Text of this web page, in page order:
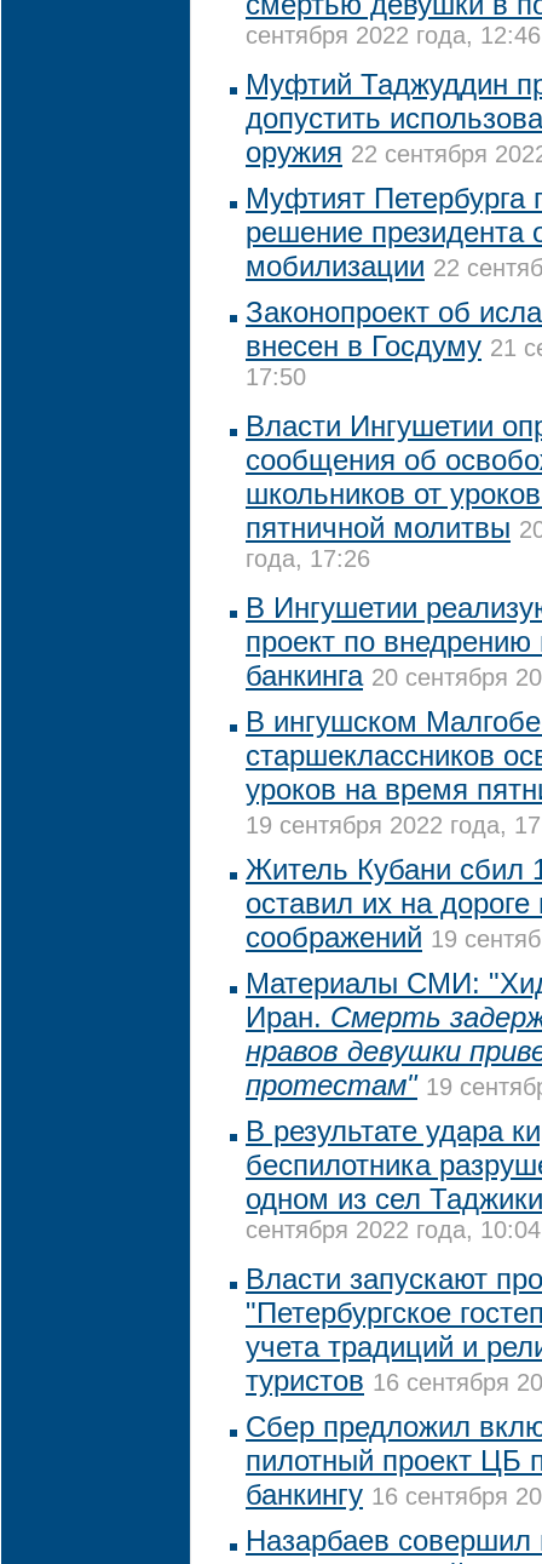
сентября 2022 года, 12:46
Муфтий Таджуддин
допустить
оружия 22 сентября
Муфтият Петербурга
решение президента
мобилизации 22
Законопроект об
внесен в Госдуму 21
17:50
Власти Ингушетии
сообщения об
школьников от
пятничной молитвы
года, 17:26
В Ингушетии
проект по внедрению
банкинга 20 сентября
В ингушском
старшеклассников
уроков на время
19 сентября 2022 года,
Житель Кубани сбил
оставил их на дороге
соображений 19
Материалы СМИ:
Иран. Смерть
нравов девушки
протестам" 19
В результате удара
беспилотника
одном из сел
сентября 2022 года, 10:04
Власти запускают
"Петербургское
учета традиций и
туристов 16 сентября
Сбер предложил
пилотный проект ЦБ
банкингу 16 сентября
Назарбаев совершил